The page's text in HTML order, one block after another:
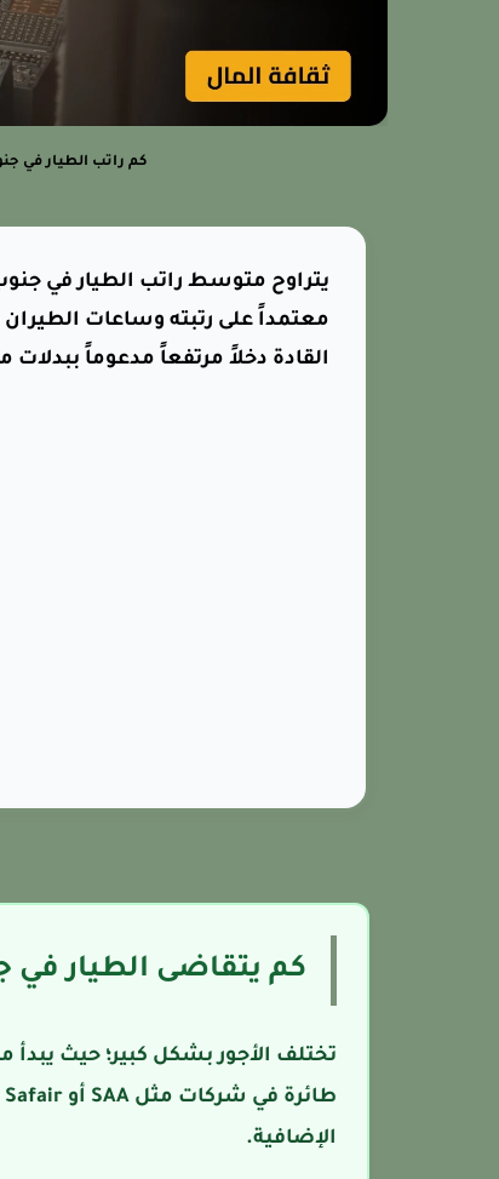
كم راتب الطيار في
معتمداً على رتبته وساعات الطيران
القادة دخلاً مرتفعاً مدعوماً ببدلات
كم يتقاضى الطيار في
الإضافية.